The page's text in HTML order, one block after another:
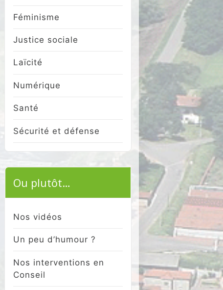
Féminisme
Justice sociale
Laïcité
Numérique
Santé
Sécurité et défense
Ou plutôt…
Nos vidéos
Un peu d’humour ?
Nos interventions en
Conseil